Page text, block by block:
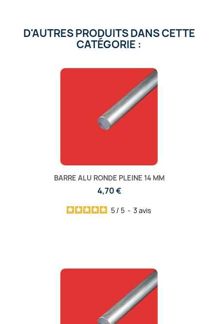
D'AUTRES PRODUITS DANS CETTE
CATÉGORIE :
BARRE ALU RONDE PLEINE 14 MM
4,70 €
5 / 5 - 3avis